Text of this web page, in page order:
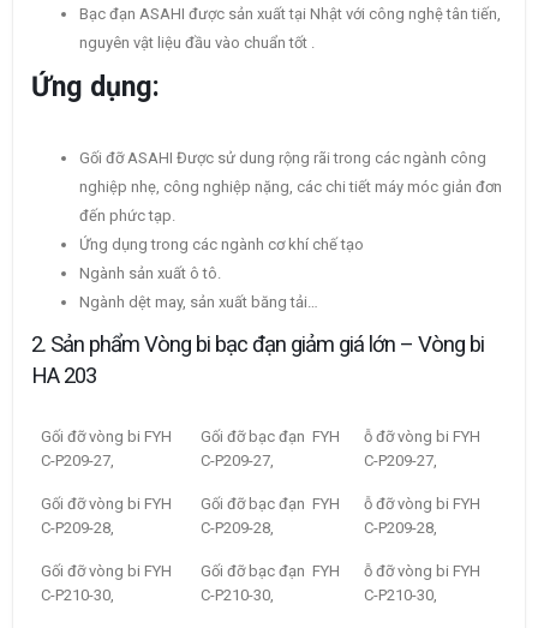
Bạc đạn ASAHI được sản xuất tại Nhật với công nghệ tân tiến,
nguyên vật liệu đầu vào chuẩn tốt .
Ứng dụng:
Gối đỡ ASAHI Được sử dung rộng rãi trong các ngành công
nghiệp nhẹ, công nghiệp nặng, các chi tiết máy móc giản đơn
đến phức tạp.
Ứng dụng trong các ngành cơ khí chế tạo
Ngành sản xuất ô tô.
Ngành dệt may, sản xuất băng tải…
2. Sản phẩm Vòng bi bạc đạn giảm giá lớn – Vòng bi
HA 203
Gối đỡ vòng bi FYH
C-P209-27,
Gối đỡ bạc đạn FYH
C-P209-27,
ỗ đỡ vòng bi FYH
C-P209-27,
Gối đỡ vòng bi FYH
C-P209-28,
Gối đỡ bạc đạn FYH
C-P209-28,
ỗ đỡ vòng bi FYH
C-P209-28,
Gối đỡ vòng bi FYH
C-P210-30,
Gối đỡ bạc đạn FYH
C-P210-30,
ỗ đỡ vòng bi FYH
C-P210-30,